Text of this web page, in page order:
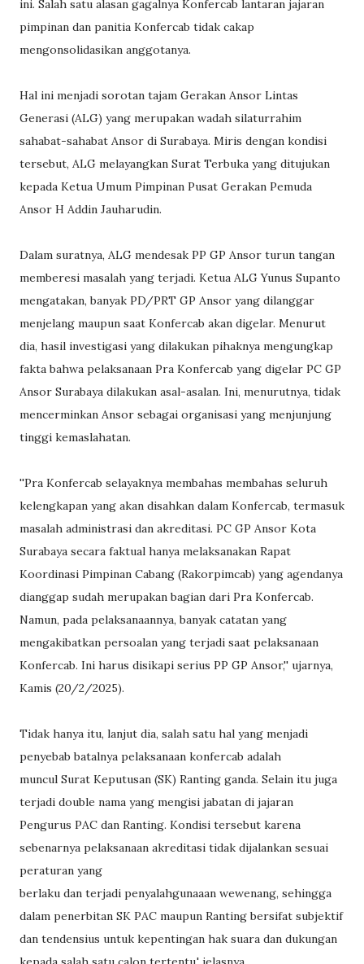
ini. Salah satu alasan gagalnya Konfercab lantaran jajaran
pimpinan dan panitia Konfercab tidak cakap
mengonsolidasikan anggotanya.
Hal ini menjadi sorotan tajam Gerakan Ansor Lintas
Generasi (ALG) yang merupakan wadah silaturrahim
sahabat-sahabat Ansor di Surabaya. Miris dengan kondisi
tersebut, ALG melayangkan Surat Terbuka yang ditujukan
kepada Ketua Umum Pimpinan Pusat Gerakan Pemuda
Ansor H Addin Jauharudin.
Dalam suratnya, ALG mendesak PP GP Ansor turun tangan
memberesi masalah yang terjadi. Ketua ALG Yunus Supanto
mengatakan, banyak PD/PRT GP Ansor yang dilanggar
menjelang maupun saat Konfercab akan digelar. Menurut
dia, hasil investigasi yang dilakukan pihaknya mengungkap
fakta bahwa pelaksanaan Pra Konfercab yang digelar PC GP
Ansor Surabaya dilakukan asal-asalan. Ini, menurutnya, tidak
mencerminkan Ansor sebagai organisasi yang menjunjung
tinggi kemaslahatan.
''Pra Konfercab selayaknya membahas membahas seluruh
kelengkapan yang akan disahkan dalam Konfercab, termasuk
masalah administrasi dan akreditasi. PC GP Ansor Kota
Surabaya secara faktual hanya melaksanakan Rapat
Koordinasi Pimpinan Cabang (Rakorpimcab) yang agendanya
dianggap sudah merupakan bagian dari Pra Konfercab.
Namun, pada pelaksanaannya, banyak catatan yang
mengakibatkan persoalan yang terjadi saat pelaksanaan
Konfercab. Ini harus disikapi serius PP GP Ansor,'' ujarnya,
Kamis (20/2/2025).
Tidak hanya itu, lanjut dia, salah satu hal yang menjadi
penyebab batalnya pelaksanaan konfercab adalah
muncul Surat Keputusan (SK) Ranting ganda. Selain itu juga
terjadi double nama yang mengisi jabatan di jajaran
Pengurus PAC dan Ranting. Kondisi tersebut karena
sebenarnya pelaksanaan akreditasi tidak dijalankan sesuai
peraturan yang
berlaku dan terjadi penyalahgunaaan wewenang, sehingga
dalam penerbitan SK PAC maupun Ranting bersifat subjektif
dan tendensius untuk kepentingan hak suara dan dukungan